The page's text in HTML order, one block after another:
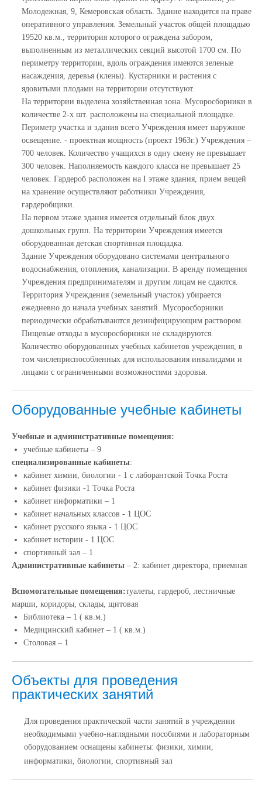
Молодежная, 9, Кемеровская область. Здание находится на праве
оперативного управления. Земельный участок общей площадью
19520 кв.м., территория которого ограждена забором,
выполненным из металлических секций высотой 1700 см. По
периметру территории, вдоль ограждения имеются зеленые
насаждения, деревья (клены). Кустарники и растения с
ядовитыми плодами на территории отсутствуют.
На территории выделена хозяйственная зона. Мусоросборники в
количестве 2-х шт. расположены на специальной площадке.
Периметр участка и здания всего Учреждения имеет наружное
освещение. - проектная мощность (проект 1963г.) Учреждения –
700 человек. Количество учащихся в одну смену не превышает
300 человек. Наполняемость каждого класса не превышает 25
человек. Гардероб расположен наI этаже здания, прием вещей
на хранение осуществляют работники Учреждения,
гардеробщики.
На первом этаже здания имеется отдельный блок двух
дошкольных групп. На территории Учреждения имеется
оборудованная детская спортивная площадка.
Здание Учреждения оборудовано системами центрального
водоснабжения, отопления, канализации. В аренду помещения
Учреждения предпринимателям и другим лицам не сдаются.
Территория Учреждения (земельный участок) убирается
ежедневно до начала учебных занятий. Мусоросборники
периодически обрабатываются дезинфицирующим раствором.
Пищевые отходы в мусоросборники не складируются.
Количество оборудованных учебных кабинетов учреждения,в
том числеприспособленных для использования инвалидами и
лицами с ограниченными возможностями здоровья.
Оборудованные учебные кабинеты
Учебные и административные помещения:
учебные кабинеты – 9
специализированные кабинеты:
кабинет химии, биологии - 1 с лаборантской Точка Роста
кабинет физики -1 Точка Роста
кабинет информатики – 1
кабинет начальных классов - 1 ЦОС
кабинет русского языка - 1 ЦОС
кабинет истории - 1 ЦОС
спортивный зал – 1
Административные кабинеты – 2: кабинет директора, приемная
Вспомогательные помещения:туалеты, гардероб, лестничные
марши, коридоры, склады, щитовая
Библиотека – 1 ( кв.м.)
Медицинский кабинет – 1 ( кв.м.)
Столовая – 1
Объекты для проведения
практических занятий
Для проведения практической части занятий в учреждении
необходимыми учебно-наглядными пособиями и лабораторным
оборудованием оснащены кабинеты: физики, химии,
информатики, биологии, спортивный зал